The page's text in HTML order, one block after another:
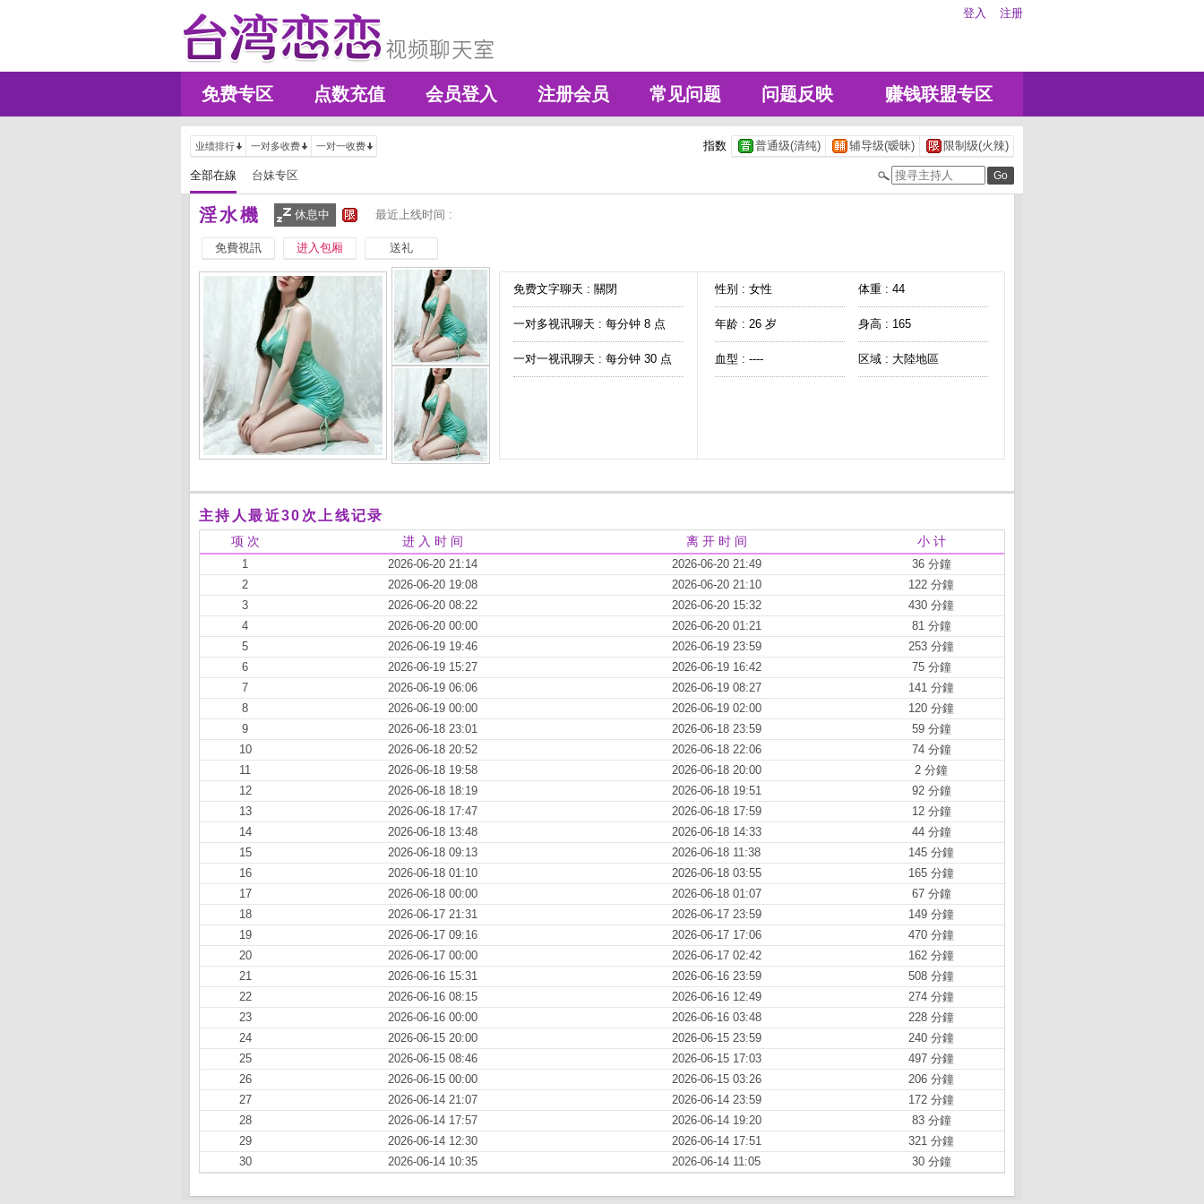
登入 注册
免费专区 点数充值 会员登入 注册会员 常见问题 问题反映 赚钱联盟专区
业绩排行 一对多收费 一对一收费 指数 普通级(清纯) 辅导级(暧昧) 限制级(火辣)
全部在線 台妹专区
淫水機 休息中 最近上线时间 :
免費視訊 进入包厢 送礼
免费文字聊天 : 關閉
一对多视讯聊天 : 每分钟 8 点
一对一视讯聊天 : 每分钟 30 点
性别 : 女性 体重 : 44
年龄 : 26 岁 身高 : 165
血型 : ---- 区域 : 大陸地區
主持人最近30次上线记录
项 次 进 入 时 间 离 开 时 间 小 计
1 2026-06-20 21:14 2026-06-20 21:49
36 分鐘
2
2026-06-20 19:08 2026-06-20 21:10
122 分鐘
3
2026-06-20 08:22 2026-06-20 15:32
430 分鐘
4
2026-06-20 00:00 2026-06-20 01:21
81 分鐘
5
2026-06-19 19:46 2026-06-19 23:59
253 分鐘
6
2026-06-19 15:27 2026-06-19 16:42
75 分鐘
7
2026-06-19 06:06 2026-06-19 08:27
141 分鐘
8
2026-06-19 00:00 2026-06-19 02:00
120 分鐘
9
2026-06-18 23:01 2026-06-18 23:59
59 分鐘
10
2026-06-18 20:52 2026-06-18 22:06
74 分鐘
11
2026-06-18 19:58 2026-06-18 20:00
2 分鐘
12
2026-06-18 18:19 2026-06-18 19:51
92 分鐘
13
2026-06-18 17:47 2026-06-18 17:59
12 分鐘
14
2026-06-18 13:48 2026-06-18 14:33
44 分鐘
15
2026-06-18 09:13 2026-06-18 11:38
145 分鐘
16
2026-06-18 01:10 2026-06-18 03:55
165 分鐘
17
2026-06-18 00:00 2026-06-18 01:07
67 分鐘
18
2026-06-17 21:31 2026-06-17 23:59
149 分鐘
19
2026-06-17 09:16 2026-06-17 17:06
470 分鐘
20
2026-06-17 00:00 2026-06-17 02:42
162 分鐘
21
2026-06-16 15:31 2026-06-16 23:59
508 分鐘
22
2026-06-16 08:15 2026-06-16 12:49
274 分鐘
23
2026-06-16 00:00 2026-06-16 03:48
228 分鐘
24
2026-06-15 20:00 2026-06-15 23:59
240 分鐘
25
2026-06-15 08:46 2026-06-15 17:03
497 分鐘
26
2026-06-15 00:00 2026-06-15 03:26
206 分鐘
27
2026-06-14 21:07 2026-06-14 23:59
172 分鐘
28
2026-06-14 17:57 2026-06-14 19:20
83 分鐘
29
2026-06-14 12:30 2026-06-14 17:51
321 分鐘
30
2026-06-14 10:35 2026-06-14 11:05 30 分鐘